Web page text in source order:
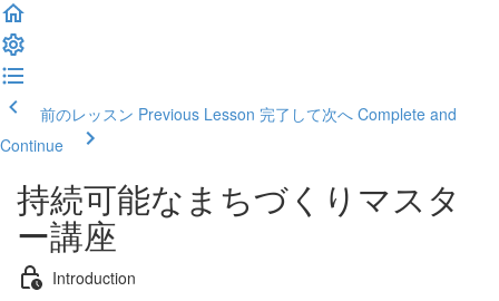
前のレッスン Previous Lesson 完了して次へ Complete and
Continue
持続可能なまちづくりマスタ
ー講座
Introduction